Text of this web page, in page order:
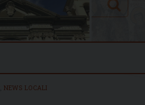
Search
NEWS LOCALI